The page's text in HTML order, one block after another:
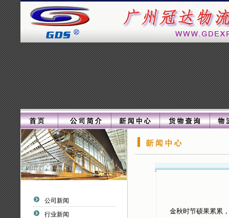
公司新闻
行业新闻
金秋时节硕果累累